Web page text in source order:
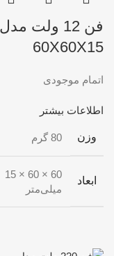
فن 12 ولت مدل
60X60X15
اتمام موجودی
اطلاعات بیشتر
وزن 80 گرم
ابعاد
60 × 60 × 15
میلی‌متر